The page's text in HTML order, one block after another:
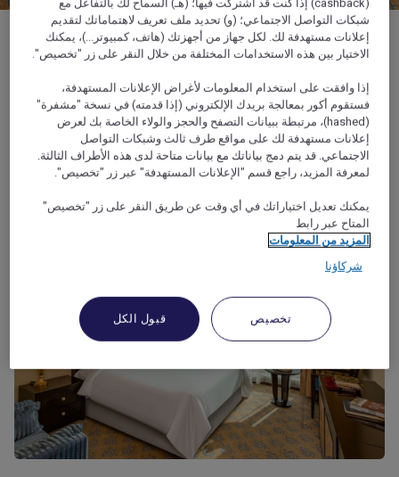
الغرف والأجنحة
ملاذاً للراحة والهدوء. مرحباً بكم في الإقامة الأكثر أناقة في
مكة المكرمة.
يضم هذا الفندق 1,315 غرفة وجناحاً أنيقاً وواسعاً، وهو الفندق
المتميز من فئة الخمس نجوم في مكة المكرمة. تتمتع كل غرفة
بإطلالة إما على المدينة أو المسجد الكبير – ويطل العديد منها
على الكعبة، المكان الأكثر قدسية وروحانية في الإسلام.
(cashback) إذا كنت قد اشتركت فيها؛ (هـ) السماح لك بالتفاعل مع
شبكات التواصل الاجتماعي؛ (و) تحديد ملف تعريف لاهتماماتك لتقديم
إعلانات مستهدفة لك. لكل جهاز من أجهزتك (هاتف، كمبيوتر...)، يمكنك
الاختيار بين هذه الاستخدامات المختلفة من خلال النقر على زر "تخصيص".
إذا وافقت على استخدام المعلومات لأغراض الإعلانات المستهدفة،
فستقوم أكور بمعالجة بريدك الإلكتروني (إذا قدمته) في نسخة "مشفرة"
(hashed)، مرتبطة ببيانات التصفح والحجز والولاء الخاصة بك لعرض
إعلانات مستهدفة لك على مواقع طرف ثالث وشبكات التواصل
الاجتماعي. قد يتم دمج بياناتك مع بيانات متاحة لدى هذه الأطراف الثالثة.
لمعرفة المزيد، راجع قسم "الإعلانات المستهدفة" عبر زر "تخصيص".
يمكنك تعديل اختياراتك في أي وقت عن طريق النقر على زر "تخصيص"
المتاح عبر رابط
المزيد من المعلومات
شركاؤنا
تخصيص قبول الكل